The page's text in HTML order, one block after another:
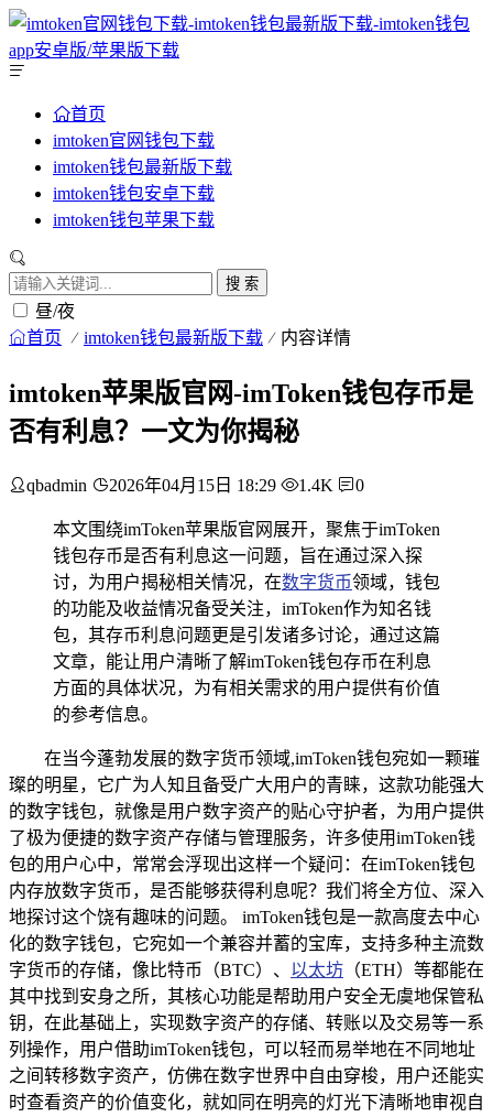
首页
imtoken官网钱包下载
imtoken钱包最新版下载
imtoken钱包安卓下载
imtoken钱包苹果下载
搜 索
昼/夜
首页 imtoken钱包最新版下载 内容详情
imtoken苹果版官网-imToken钱包存币是
否有利息？一文为你揭秘
qbadmin 2026年04月15日 18:29 1.4K 0
本文围绕imToken苹果版官网展开，聚焦于imToken
钱包存币是否有利息这一问题，旨在通过深入探
讨，为用户揭秘相关情况，在数字货币领域，钱包
的功能及收益情况备受关注，imToken作为知名钱
包，其存币利息问题更是引发诸多讨论，通过这篇
文章，能让用户清晰了解imToken钱包存币在利息
方面的具体状况，为有相关需求的用户提供有价值
的参考信息。
在当今蓬勃发展的数字货币领域,imToken钱包宛如一颗璀
璨的明星，它广为人知且备受广大用户的青睐，这款功能强大
的数字钱包，就像是用户数字资产的贴心守护者，为用户提供
了极为便捷的数字资产存储与管理服务，许多使用imToken钱
包的用户心中，常常会浮现出这样一个疑问：在imToken钱包
内存放数字货币，是否能够获得利息呢？我们将全方位、深入
地探讨这个饶有趣味的问题。 imToken钱包是一款高度去中心
化的数字钱包，它宛如一个兼容并蓄的宝库，支持多种主流数
字货币的存储，像比特币（BTC）、 以太坊 （ETH）等都能在
其中找到安身之所，其核心功能是帮助用户安全无虞地保管私
钥，在此基础上，实现数字资产的存储、转账以及交易等一系
列操作，用户借助imToken钱包，可以轻而易举地在不同地址
之间转移数字资产，仿佛在数字世界中自由穿梭，用户还能实
时查看资产的价值变化，就如同在明亮的灯光下清晰地审视自